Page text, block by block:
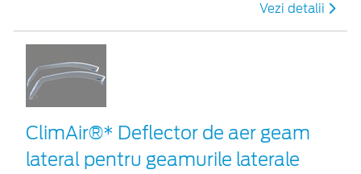
Vezi detalii
ClimAir®* Deflector de aer geam
lateral pentru geamurile laterale